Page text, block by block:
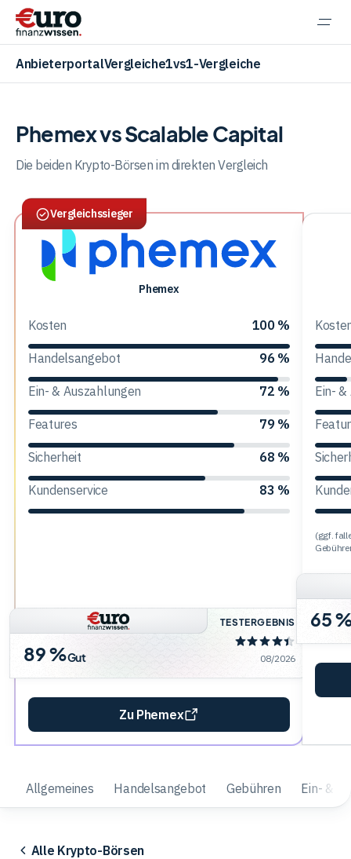
AnbieterportalVergleiche1vs1-Vergleiche
Aktien
ETF
Krypto
Banking
Trading
Rohstoffe
Finanzen
Phemex vs Scalable Capital
Die beiden Krypto-Börsen im direkten Vergleich
Vergleichssieger
Phemex
Kosten 100 %
Handelsangebot 96 %
Ein- & Auszahlungen 72 %
Features 79 %
Sicherheit 68 %
Kundenservice 83 %
89 %Gut
TESTERGEBNIS
08/2026
Zu Phemex
-
Ein-
(ggf.
65
Allgemeines Handelsangebot Gebühren Ein- &
Alle Krypto-Börsen